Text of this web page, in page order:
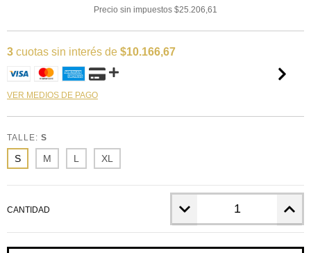
Precio sin impuestos $25.206,61
3 cuotas sin interés de $10.166,67
VER MEDIOS DE PAGO
TALLE: S
S M L XL
CANTIDAD